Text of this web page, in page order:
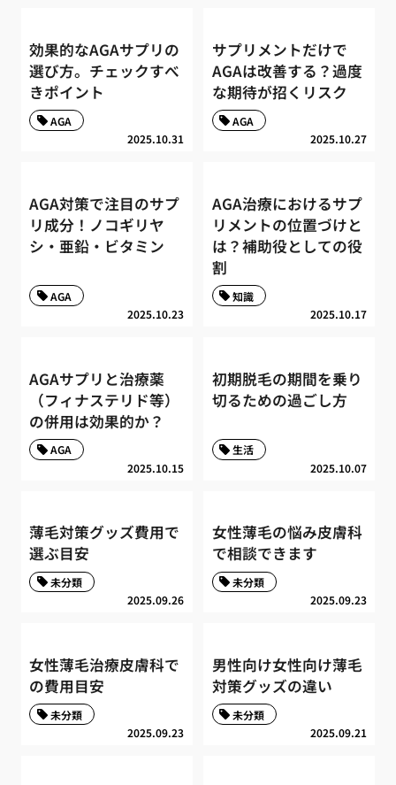
効果的なAGAサプリの
選び方。チェックすべ
きポイント
2025.10.31
AGA
サプリメントだけで
AGAは改善する？過度
な期待が招くリスク
2025.10.27
AGA
AGA対策で注目のサプ
リ成分！ノコギリヤ
シ・亜鉛・ビタミン
2025.10.23
AGA
AGA治療におけるサプ
リメントの位置づけと
は？補助役としての役
割
2025.10.17
知識
AGAサプリと治療薬
（フィナステリド等）
の併用は効果的か？
2025.10.15
AGA
初期脱毛の期間を乗り
切るための過ごし方
2025.10.07
生活
薄毛対策グッズ費用で
選ぶ目安
2025.09.26
未分類
女性薄毛の悩み皮膚科
で相談できます
2025.09.23
未分類
女性薄毛治療皮膚科で
の費用目安
2025.09.23
未分類
男性向け女性向け薄毛
対策グッズの違い
2025.09.21
未分類